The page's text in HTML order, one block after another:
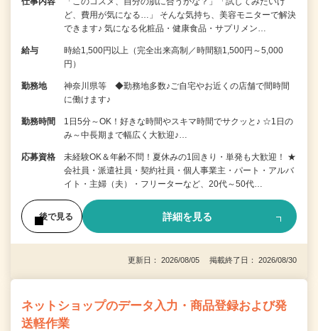
ど、費用が気になる…」 そんな気持ち、美容モニターで解決
できます♪ 気になる化粧品・健康食品・サプリメン…
給与
時給1,500円以上（完全出来高制／時間額1,500円～5,000
円）
勤務地
神奈川県等 ◆勤務地多数♪ご自宅やお近くの店舗で間時間
に働けます♪
勤務時間
1日5分～OK！好きな時間やスキマ時間でサクッと♪ ☆1日の
み～中長期まで幅広く大歓迎♪…
応募資格
未経験OK＆年齢不問！夏休みの1回きり・単発も大歓迎！ ★
会社員・派遣社員・契約社員・個人事業主・パート・アルバ
イト・主婦（夫）・フリーターなど、20代～50代…
後で見る 詳細を見る
更新日： 2026/08/05 掲載終了日： 2026/08/30
ネットショップのデータ入力・商品登録および発
送軽作業